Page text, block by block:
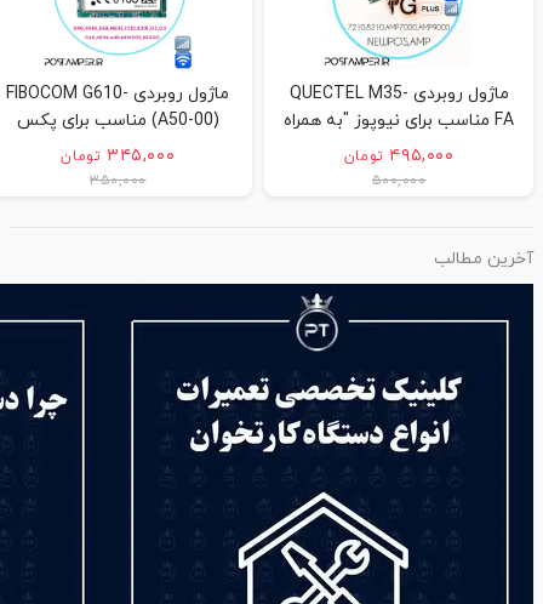
ماژول روبردی QUECTEL M35-
FA مناسب برای نیوپوز "به همراه
آموزش نحوه ی نصب"
۴۹۵,۰۰۰ تومان
۵۰۰,۰۰۰
ماژول روبردی FIBOCOM G610-
(A50-00) مناسب برای پکس
ونیوپوز و نیولند و نکسگو "به
همراه آموزش نحوه ی نصب"
۳۴۵,۰۰۰ تومان
۳۵۰,۰۰۰
آخرین مطالب